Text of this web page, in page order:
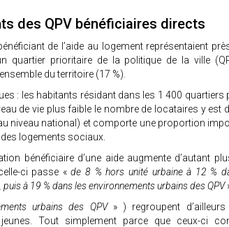
des QPV bénéficiaires directs
de l’aide au logement représentaient
quartier prioritaire de la politique de la ville
du territoire (17 %).
: les habitants résidant dans les 1 400 quartiers
de vie plus faible le nombre de locataires y est
niveau national) et comporte une proportion
logements sociaux.
bénéficiaire d’une aide augmente d’autant
ci passe «de 8 % hors unité urbaine à 12 %
à 19 % dans les environnements urbains des QPV
urbains des QPV» ) regroupent
Tout simplement parce que ceux-ci